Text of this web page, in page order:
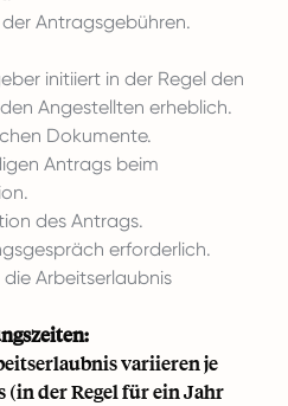
Antragsgebühren.
initiiert in der Regel den
Angestellten erheblich.
Dokumente.
Antrags beim
des Antrags.
erforderlich.
Arbeitserlaubnis
variieren je
(in der Regel für ein Jahr